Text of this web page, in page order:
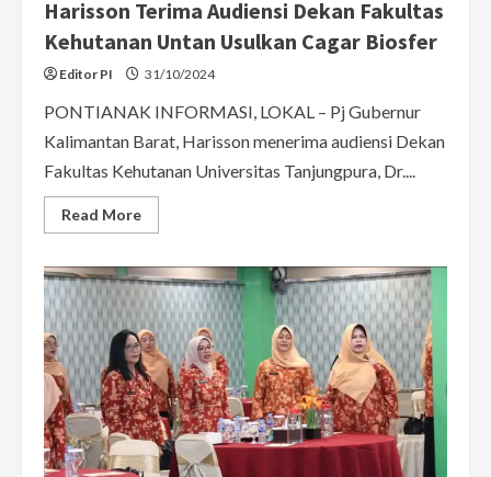
Harisson Terima Audiensi Dekan Fakultas
Kehutanan Untan Usulkan Cagar Biosfer
Editor PI 31/10/2024
PONTIANAK INFORMASI, LOKAL – Pj Gubernur
Kalimantan Barat, Harisson menerima audiensi Dekan
Fakultas Kehutanan Universitas Tanjungpura, Dr....
Read MoreRead
more
Terima
Audiensi
Dekan
Fakultas
Kehutanan
Untan
Usulkan
Cagar
Biosfer